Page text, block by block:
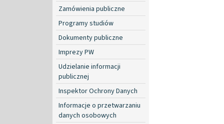
Zamówienia publiczne
Programy studiów
Dokumenty publiczne
Imprezy PW
Udzielanie informacji
publicznej
Inspektor Ochrony Danych
Informacje o przetwarzaniu
danych osobowych